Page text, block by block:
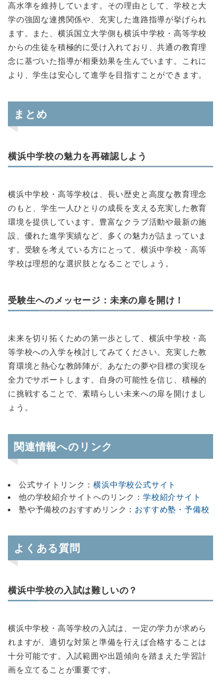
高水準を維持しています。その理由として、学校と大
学の強固な連携関係や、充実した進路指導が挙げられ
ます。また、横浜国立大学側も横浜中学校・高等学校
からの生徒を積極的に受け入れており、共通の教育理
念に基づいた指導が相乗効果を生んでいます。これに
より、学生は安心して進学を目指すことができます。
まとめ
横浜中学校の魅力を再確認しよう
横浜中学校・高等学校は、長い歴史と高度な教育理念
のもと、学生一人ひとりの成長を支える充実した教育
環境を提供しています。豊富なクラブ活動や最新の施
設、優れた進学実績など、多くの魅力が詰まっていま
す。受験を考えている方にとって、横浜中学校・高等
学校は理想的な選択肢となることでしょう。
受験生へのメッセージ：未来の扉を開け！
未来を切り拓くための第一歩として、横浜中学校・高
等学校への入学を検討してみてください。充実した教
育環境と熱心な教師陣が、あなたの夢や目標の実現を
全力でサポートします。自身の可能性を信じ、積極的
に挑戦することで、素晴らしい未来への扉を開けまし
ょう。
関連情報へのリンク
公式サイトリンク：横浜中学校公式サイト
他の学校紹介サイトへのリンク： 学校紹介サイト
塾や予備校のおすすめリンク： おすすめ塾・予備校
よくある質問
横浜中学校の入試は難しいの？
横浜中学校・高等学校の入試は、一定の学力が求めら
れますが、適切な対策と準備を行えば合格することは
十分可能です。入試範囲や出題傾向を踏まえた学習計
画を立てることが重要です。